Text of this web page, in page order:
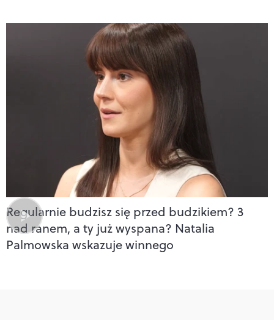
Regularnie budzisz się przed budzikiem? 3
nad ranem, a ty już wyspana? Natalia
Palmowska wskazuje winnego